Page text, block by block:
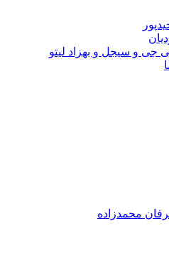
جی و سیجل و بهزاد لیتو
محمدزاده